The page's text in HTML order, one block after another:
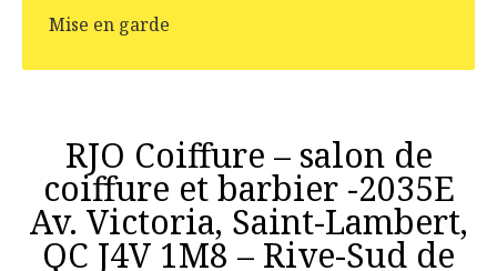
Mise en garde
RJO Coiffure – salon de
coiffure et barbier -2035E
Av. Victoria, Saint-Lambert,
QC J4V 1M8 – Rive-Sud de